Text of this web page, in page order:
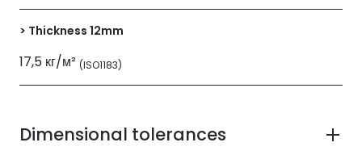
> Thickness 12mm
17,5 кг/м² (ISO1183)
Dimensional tolerances